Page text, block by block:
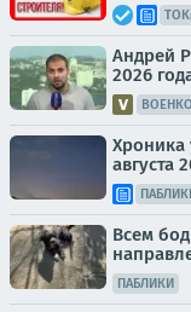
Андрей
2026
Хроника
августа
Всем
ПАБЛИКИ